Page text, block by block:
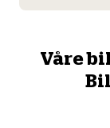
Våre